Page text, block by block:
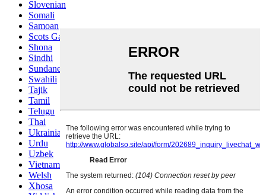
Slovenian
Somali
Samoan
Scots Gaelic
Shona
Sindhi
Sundanese
Swahili
Tajik
Tamil
Telugu
Thai
Ukrainian
Urdu
Uzbek
Vietnamese
Welsh
Xhosa